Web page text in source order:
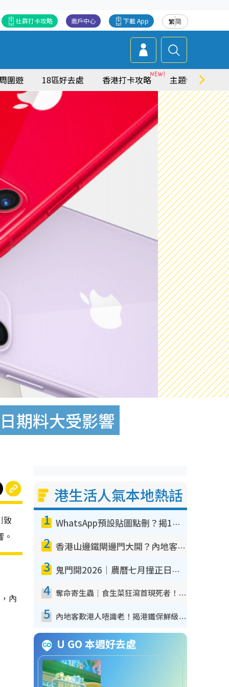
繁简
下載 App
商戶中心
社群打卡攻略
圍遊 18區好去處 香港打卡攻略 主題特集
期料大受影響
致
內
港生活人氣本地熱話
1 WhatsApp預設貼圖點刪？揭1招「反向操作」還原簡潔介面 附3步實測教學
2 香港山邊鐵閘邊門大開？內地客困惑意義何在！網民神回覆：呢種叫法理性防禦
3 鬼門開2026｜農曆七月撞正日全食特別邪？專家警告切忌做一事！揭4大禁忌+2招保平安
4 奪命寄生蟲｜食生菜狂瀉首現死者！疫潮惡化錄1.8萬宗病例 揭洗菜3大謬誤
5 內地客歎港人唔識老！揭港鐵保鮮級冷氣 港人求放過：咪投訴
U GO 本週好去處